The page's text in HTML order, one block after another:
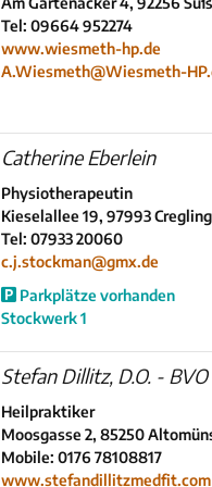
Tel: 09664 952274
www.wiesmeth-hp.de
A.Wiesmeth@Wiesmeth-
Catherine Eberlein
Physiotherapeutin
Kieselallee 19, 97993
Tel: 07933 20060
c.j.stockman@gmx.de
Parkplätze vorhanden
Stockwerk 1
Stefan Dillitz, D.O. - BVO
Heilpraktiker
Moosgasse 2, 85250
Mobile: 0176 78108817
www.stefandillitzmedfit.com